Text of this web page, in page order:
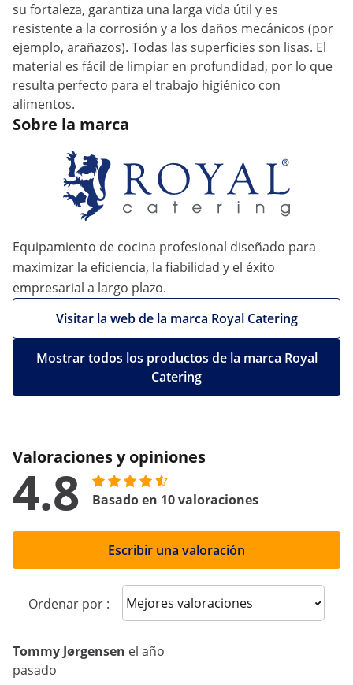
su fortaleza, garantiza una larga vida útil y es
resistente a la corrosión y a los daños mecánicos (por
ejemplo, arañazos). Todas las superficies son lisas. El
material es fácil de limpiar en profundidad, por lo que
resulta perfecto para el trabajo higiénico con
alimentos.
Sobre la marca
Equipamiento de cocina profesional diseñado para
maximizar la eficiencia, la fiabilidad y el éxito
empresarial a largo plazo.
Visitar la web de la marca Royal Catering
Mostrar todos los productos de la marca Royal
Catering
Valoraciones y opiniones
4.8 Basado en 10 valoraciones
Escribir una valoración
Ordenar por : Sort reviews
Tommy Jørgensen el año
pasado